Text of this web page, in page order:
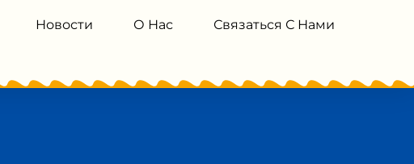
Новости О Нас Связаться С Нами